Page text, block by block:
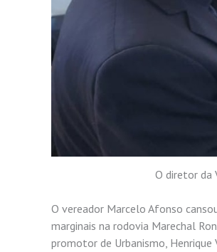
O diretor da
O vereador Marcelo Afonso
marginais na rodovia Marechal
promotor de Urbanismo,